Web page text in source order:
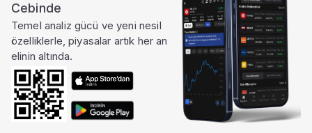
Cebinde
Temel analiz gücü ve yeni nesil
özelliklerle, piyasalar artık her an
elinin altında.